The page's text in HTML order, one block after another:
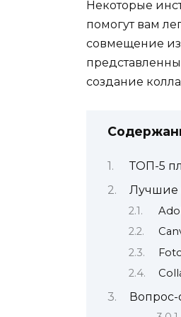
Некоторые
помогут вам
совмещение
создание
ТОП-5
Лучшие
Вопрос-